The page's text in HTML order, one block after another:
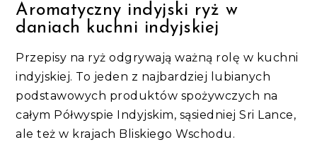
Aromatyczny indyjski ryż w
daniach kuchni indyjskiej
Przepisy na ryż odgrywają ważną rolę w kuchni
indyjskiej. To jeden z najbardziej lubianych
podstawowych produktów spożywczych na
całym Półwyspie Indyjskim, sąsiedniej Sri Lance,
ale też w krajach Bliskiego Wschodu.